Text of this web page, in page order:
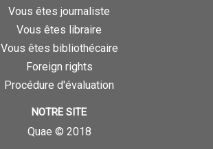
Vous êtes journaliste
Vous êtes libraire
Vous êtes bibliothécaire
Foreign rights
Procédure d'évaluation
NOTRE SITE
Quae © 2018